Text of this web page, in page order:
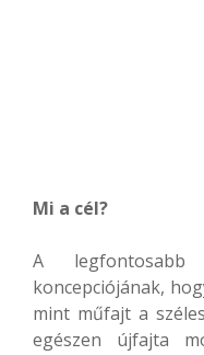
Mi a cél?
A
koncepciójának,
mint műfajt a
egészen újfajta